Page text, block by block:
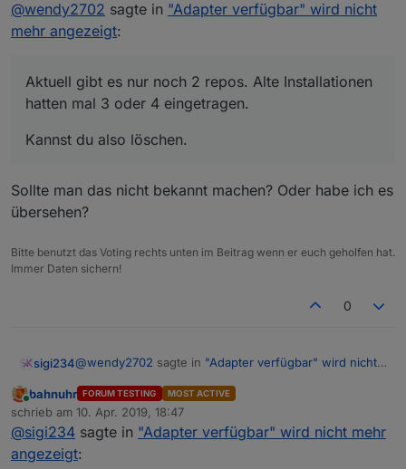
@wendy2702 sagte in "Adapter verfügbar" wird nicht
mehr angezeigt:
Aktuell gibt es nur noch 2 repos. Alte Installationen
hatten mal 3 oder 4 eingetragen.
Kannst du also löschen.
Sollte man das nicht bekannt machen? Oder habe ich es
übersehen?
Bitte benutzt das Voting rechts unten im Beitrag wenn er euch geholfen hat.
Immer Daten sichern!
0
sigi234@wendy2702 sagte in "Adapter verfügbar" wird nicht
Aktuell gibt es nur noch 2 repos. Alte
Installationen hatten mal 3 oder 4 eingetragen.
Sollte man das nicht bekannt machen? Oder habe ich
es übersehen?
Online
bahnuhr FORUM TESTING MOST ACTIVE
schrieb am 10. Apr. 2019, 18:47
zuletzt editiert von
@sigi234 sagte in "Adapter verfügbar" wird nicht mehr
angezeigt: